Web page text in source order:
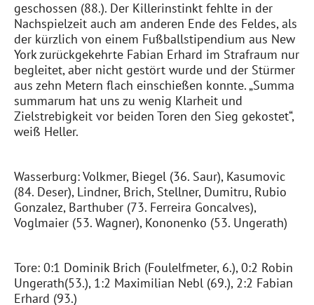
geschossen (88.). Der Killerinstinkt fehlte in der
Nachspielzeit auch am anderen Ende des Feldes, als
der kürzlich von einem Fußballstipendium aus New
York zurückgekehrte Fabian Erhard im Strafraum nur
begleitet, aber nicht gestört wurde und der Stürmer
aus zehn Metern flach einschießen konnte. „Summa
summarum hat uns zu wenig Klarheit und
Zielstrebigkeit vor beiden Toren den Sieg gekostet“,
weiß Heller.
Wasserburg:Volkmer, Biegel (36. Saur), Kasumovic
(84. Deser), Lindner, Brich, Stellner, Dumitru, Rubio
Gonzalez, Barthuber (73. Ferreira Goncalves),
Voglmaier (53. Wagner), Kononenko (53. Ungerath)
Tore: 0:1 Dominik Brich (Foulelfmeter, 6.), 0:2 Robin
Ungerath(53.), 1:2 Maximilian Nebl (69.), 2:2 Fabian
Erhard (93.)